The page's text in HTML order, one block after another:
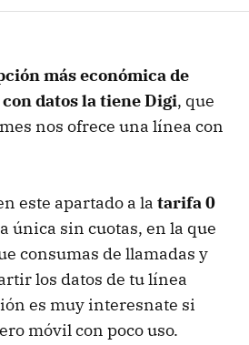
más económica de
datos la tiene Digi, que
nos ofrece una línea con
este apartado a la tarifa 0
única sin cuotas, en la que
consumas de llamadas y
los datos de tu línea
es muy interesnate si
móvil con poco uso.